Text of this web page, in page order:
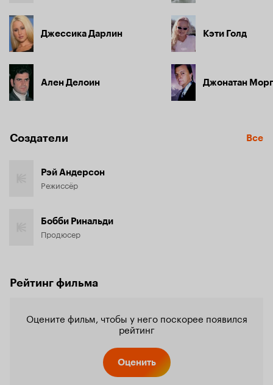
Джессика Дарлин
Ален Делоин
Кэти Голд
Джонатан
Создатели Все
Рэй Андерсон
Режиссёр
Бобби Ринальди
Продюсер
Рейтинг фильма
Оцените фильм, чтобы у него поскорее появился
рейтинг
Оценить